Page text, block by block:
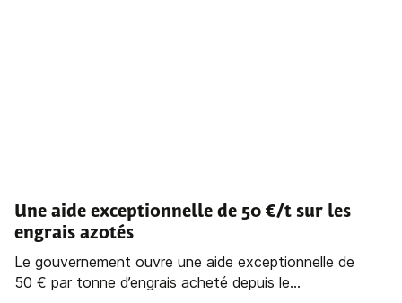
Une aide exceptionnelle de 50 €/t sur les
engrais azotés
Le gouvernement ouvre une aide exceptionnelle de
50 € par tonne d’engrais acheté depuis le...